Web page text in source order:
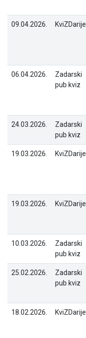
09.04.2026. KviZDarije
06.04.2026.
Zadarski
pub kviz
24.03.2026.
Zadarski
pub kviz
19.03.2026. KviZDarije
19.03.2026. KviZDarije
10.03.2026.
Zadarski
pub kviz
25.02.2026.
Zadarski
pub kviz
18.02.2026. KviZDarije